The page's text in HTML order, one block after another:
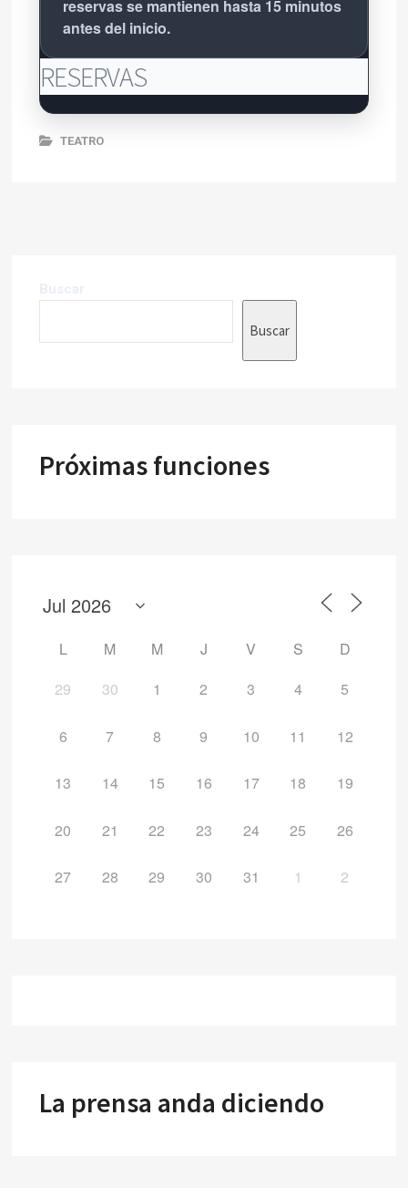
reservas se mantienen hasta 15 minutos
antes del inicio.
RESERVAS
TEATRO
Buscar
Próximas funciones
L M M J V S
D
29
30 1 2 3 4 5
6 7 8 9 10 11 12
13 14 15 16 17 18 19
20 21 22 23 24 25 26
27 28 29 30 31 1 2
La prensa anda diciendo